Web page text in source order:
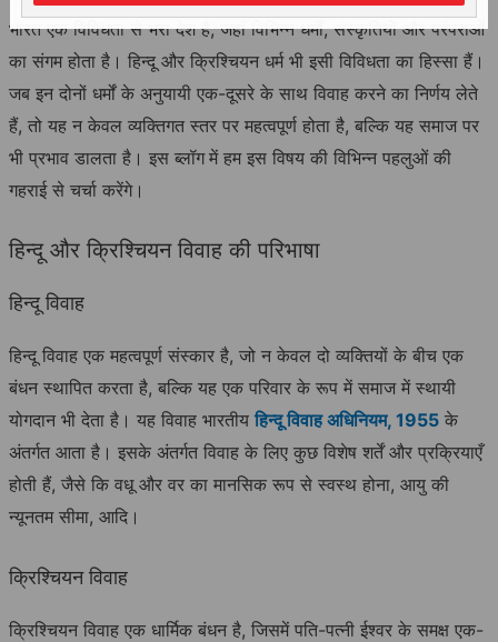
भारत एक विविधता से भरा देश है, जहां विभिन्न धर्मों, संस्कृतियों और परंपराओं
का संगम होता है। हिन्दू और क्रिश्चियन धर्म भी इसी विविधता का हिस्सा हैं।
जब इन दोनों धर्मों के अनुयायी एक-दूसरे के साथ विवाह करने का निर्णय लेते
हैं, तो यह न केवल व्यक्तिगत स्तर पर महत्वपूर्ण होता है, बल्कि यह समाज पर
भी प्रभाव डालता है। इस ब्लॉग में हम इस विषय की विभिन्न पहलुओं की
गहराई से चर्चा करेंगे।
हिन्दू और क्रिश्चियन विवाह की परिभाषा
हिन्दू विवाह
हिन्दू विवाह एक महत्वपूर्ण संस्कार है, जो न केवल दो व्यक्तियों के बीच एक
बंधन स्थापित करता है, बल्कि यह एक परिवार के रूप में समाज में स्थायी
योगदान भी देता है। यह विवाह भारतीयहिन्दू विवाह अधिनियम, 1955के
अंतर्गत आता है। इसके अंतर्गत विवाह के लिए कुछ विशेष शर्तें और प्रक्रियाएँ
होती हैं, जैसे कि वधू और वर का मानसिक रूप से स्वस्थ होना, आयु की
न्यूनतम सीमा, आदि।
क्रिश्चियन विवाह
क्रिश्चियन विवाह एक धार्मिक बंधन है, जिसमें पति-पत्नी ईश्वर के समक्ष एक-